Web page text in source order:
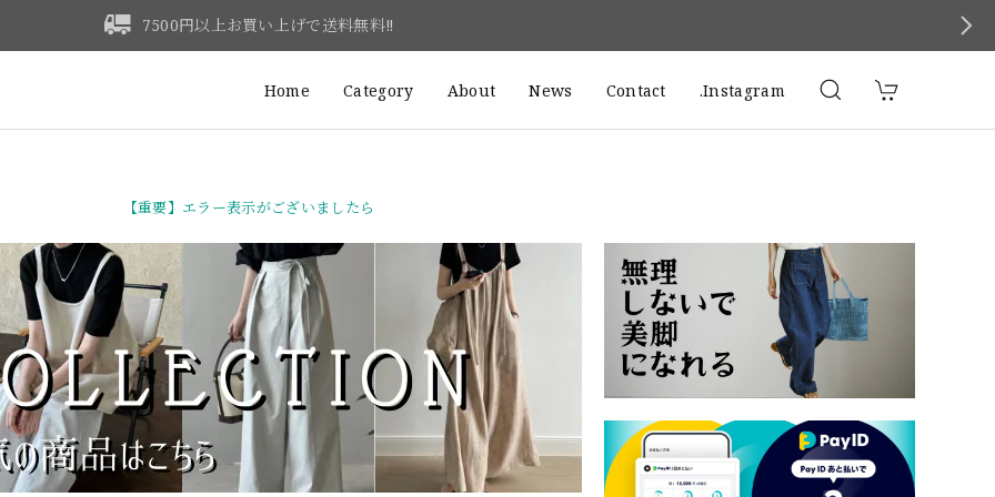
7500円以上お買い上げで送料無料‼
Home Category About News Contact .Instagram
【重要】エラー表示がございましたら